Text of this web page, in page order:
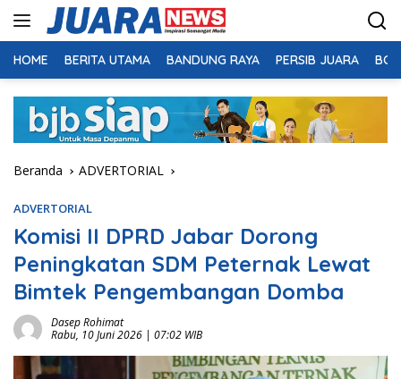
HOME BERITA UTAMA BANDUNG RAYA PERSIB JUARA
Beranda ADVERTORIAL
ADVERTORIAL
Komisi II DPRD Jabar Dorong
Peningkatan SDM Peternak Lewat
Bimtek Pengembangan Domba
Dasep Rohimat
Rabu, 10 Juni 2026 | 07:02 WIB